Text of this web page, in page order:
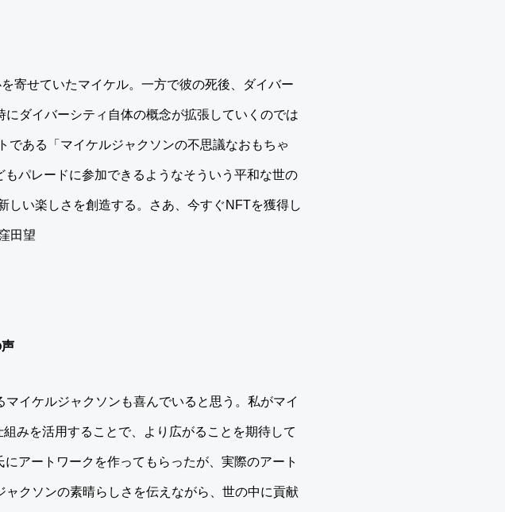
寄せていたマイケル。一方で彼の死後、ダイバー
ダイバーシティ自体の概念が拡張していくのでは
である「マイケルジャクソンの不思議なおもちゃ
パレードに参加できるようなそういう平和な世の
い楽しさを創造する。さあ、今すぐNFTを獲得し
田望
イケルジャクソンも喜んでいると思う。私がマイ
みを活用することで、より広がることを期待して
アートワークを作ってもらったが、実際のアート
クソンの素晴らしさを伝えながら、世の中に貢献